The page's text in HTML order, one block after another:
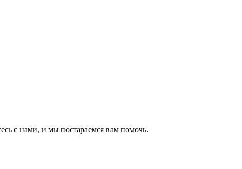
с нами, и мы постараемся вам помочь.